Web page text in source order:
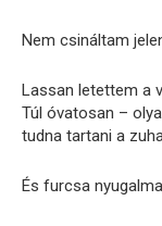
Nem csináltam
Lassan letettem a
Túl óvatosan –
tudna tartani a
És furcsa